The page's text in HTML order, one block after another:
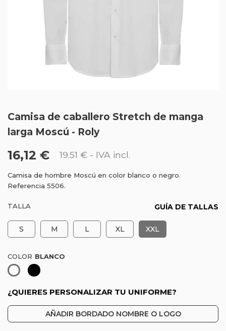
Camisa de caballero Stretch de manga
larga Moscú - Roly
16,12 € 19.51 € - IVA incl.
Camisa de hombre Moscú en color blanco o negro.
Referencia 5506.
TALLA GUÍA DE TALLAS
S M L XL XXL
COLOR
BlancoNegro
¿QUIERES PERSONALIZAR TU UNIFORME?
AÑADIR BORDADO NOMBRE O LOGO